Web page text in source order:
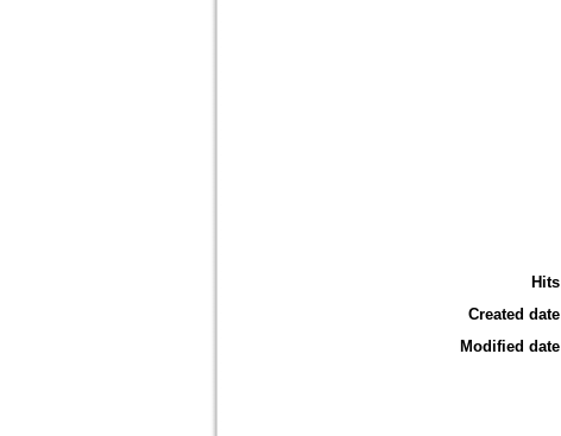
Hits
Created date
Modified date